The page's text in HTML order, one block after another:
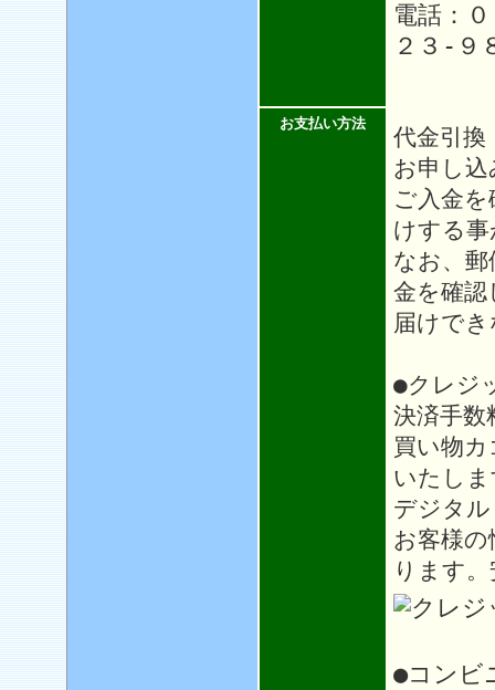
電話：
２３-９
お支払い方法
代金引
お申し
ご入金
けする
なお、
金を確
届けで
●クレジ
決済手数
買い物
いたし
デジタ
お客様
ります
●コンビ